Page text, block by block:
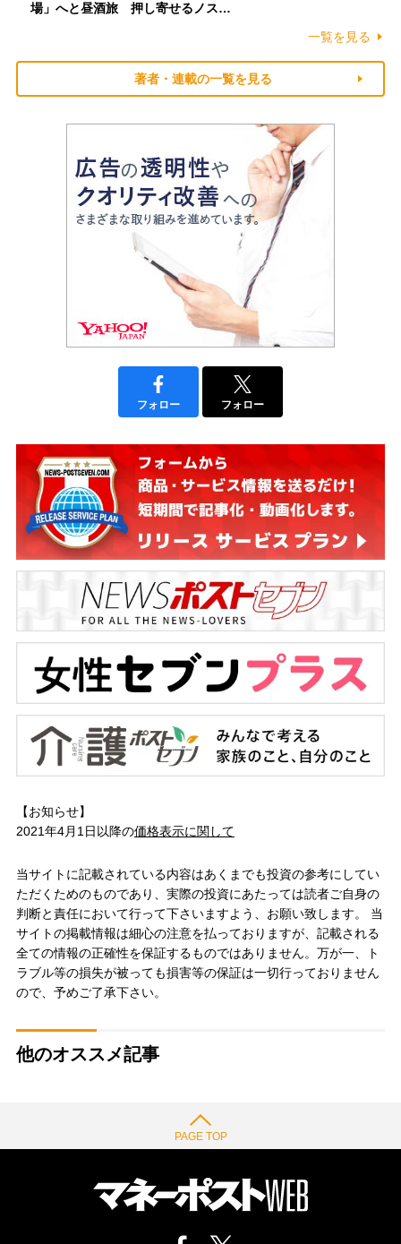
場」へと昼酒旅 押し寄せるノス…
一覧を見る
著者・連載の一覧を見る
フォロー フォロー
【お知らせ】
2021年4月1日以降の価格表示に関して
当サイトに記載されている内容はあくまでも投資の参考にしてい
ただくためのものであり、実際の投資にあたっては読者ご自身の
判断と責任において行って下さいますよう、お願い致します。 当
サイトの掲載情報は細心の注意を払っておりますが、記載される
全ての情報の正確性を保証するものではありません。万が一、ト
ラブル等の損失が被っても損害等の保証は一切行っておりません
ので、予めご了承下さい。
他のオススメ記事
PAGE TOP